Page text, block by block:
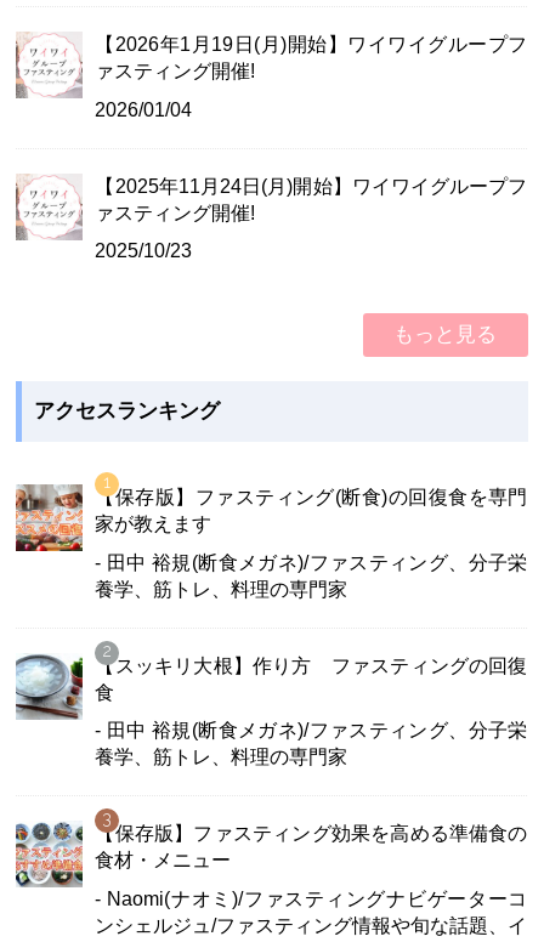
【2026年1月19日(月)開始】ワイワイグループフ
ァスティング開催!
2026/01/04
【2025年11月24日(月)開始】ワイワイグループフ
ァスティング開催!
2025/10/23
もっと見る
アクセスランキング
【保存版】ファスティング(断食)の回復食を専門
家が教えます
- 田中 裕規(断食メガネ)/ファスティング、分子栄
養学、筋トレ、料理の専門家
【スッキリ大根】作り方 ファスティングの回復
食
- 田中 裕規(断食メガネ)/ファスティング、分子栄
養学、筋トレ、料理の専門家
【保存版】ファスティング効果を高める準備食の
食材・メニュー
- Naomi(ナオミ)/ファスティングナビゲーターコ
ンシェルジュ/ファスティング情報や旬な話題、イ